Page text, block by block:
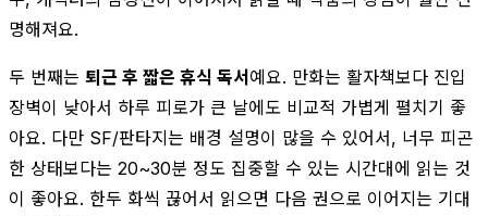
명해져요.
두 번째는 퇴근 후 짧은 휴식 독서예요. 만화는 활자책보다 진입
장벽이 낮아서 하루 피로가 큰 날에도 비교적 가볍게 펼치기 좋
아요. 다만 SF/판타지는 배경 설명이 많을 수 있어서, 너무 피곤
한 상태보다는 20~30분 정도 집중할 수 있는 시간대에 읽는 것
이 좋아요. 한두 화씩 끊어서 읽으면 다음 권으로 이어지는 기대